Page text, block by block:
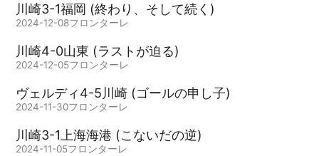
川崎3-1福岡 (終わり、そして続く)
2024-12-08フロンターレ
川崎4-0山東 (ラストが迫る)
2024-12-05フロンターレ
ヴェルディ4-5川崎 (ゴールの申し子)
2024-11-30フロンターレ
川崎3-1上海海港 (こないだの逆)
2024-11-05フロンターレ